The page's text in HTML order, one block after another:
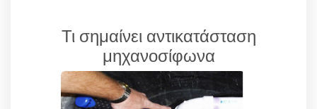
Τι σημαίνει αντικατάσταση
μηχανοσίφωνα